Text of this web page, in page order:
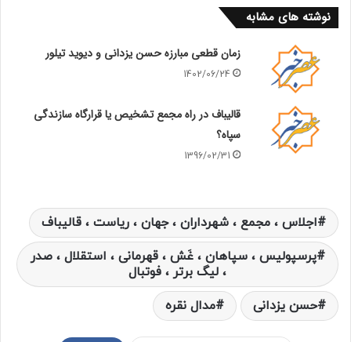
نوشته های مشابه
زمان قطعی مبارزه حسن یزدانی و دیوید تیلور
1402/06/24
قالیباف در راه مجمع تشخیص یا قرارگاه سازندگی
سپاه؟
1396/02/31
اجلاس ، مجمع ، شهرداران ، جهان ، ریاست ، قالیباف
پرسپولیس ، سپاهان ، غَش ، قهرمانی ، استقلال ، صدر
، لیگ برتر ، فوتبال
حسن یزدانی
مدال نقره